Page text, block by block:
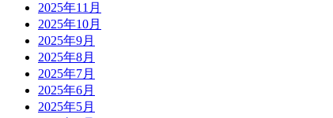
2025年11月
2025年10月
2025年9月
2025年8月
2025年7月
2025年6月
2025年5月